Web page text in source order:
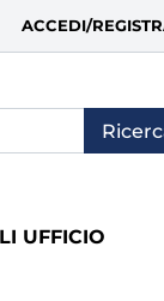
ACCEDI/
UFFICIO